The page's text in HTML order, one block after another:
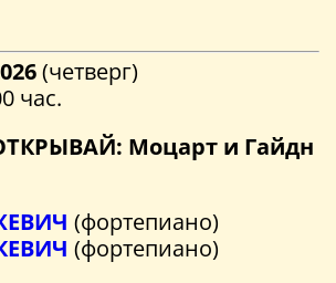
(четверг)
час.
Моцарт и Гайдн
(фортепиано)
(фортепиано)